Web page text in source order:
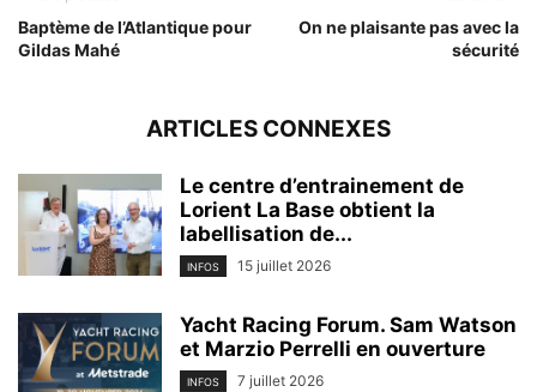
Baptème de l’Atlantique pour
Gildas Mahé
On ne plaisante pas avec la
sécurité
ARTICLES CONNEXES
Le centre d’entrainement de
Lorient La Base obtient la
labellisation de...
INFOS 15 juillet 2026
Yacht Racing Forum. Sam Watson
et Marzio Perrelli en ouverture
INFOS 7 juillet 2026